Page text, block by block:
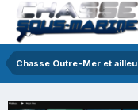
Chasse Outre-Mer et